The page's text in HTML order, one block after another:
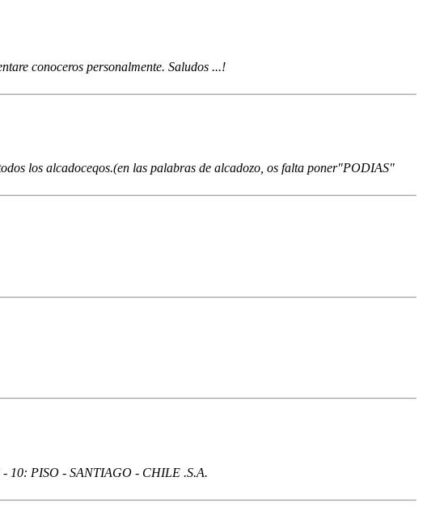
conoceros personalmente. Saludos ...!
los alcadoceqos.(en las palabras de alcadozo, os falta poner"PODIAS"
10: PISO - SANTIAGO - CHILE .S.A.